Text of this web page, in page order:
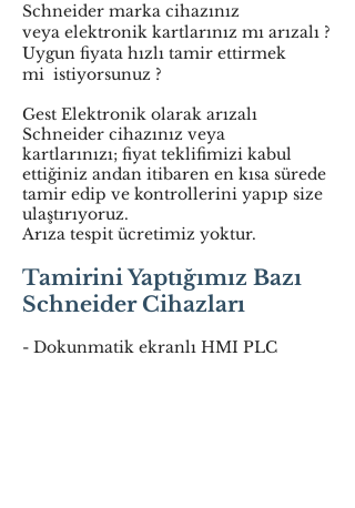
Schneider marka cihazınız
veya elektronik kartlarınız mı arızalı ?
Uygun fiyata hızlı tamir ettirmek
mi istiyorsunuz ?
Gest Elektronik olarak arızalı
Schneider cihazınız veya
kartlarınızı; fiyat teklifimizi kabul
ettiğiniz andan itibaren en kısa sürede
tamir edip ve kontrollerini yapıp size
ulaştırıyoruz.
Arıza tespit ücretimiz yoktur.
Tamirini Yaptığımız Bazı
Schneider Cihazları
- Dokunmatik ekranlı HMI PLC